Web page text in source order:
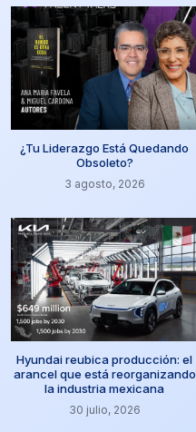
¿Tu Liderazgo Está Quedando
Obsoleto?
3 agosto, 2026
Hyundai reubica producción: el
arancel que está reorganizando
la industria mexicana
30 julio, 2026